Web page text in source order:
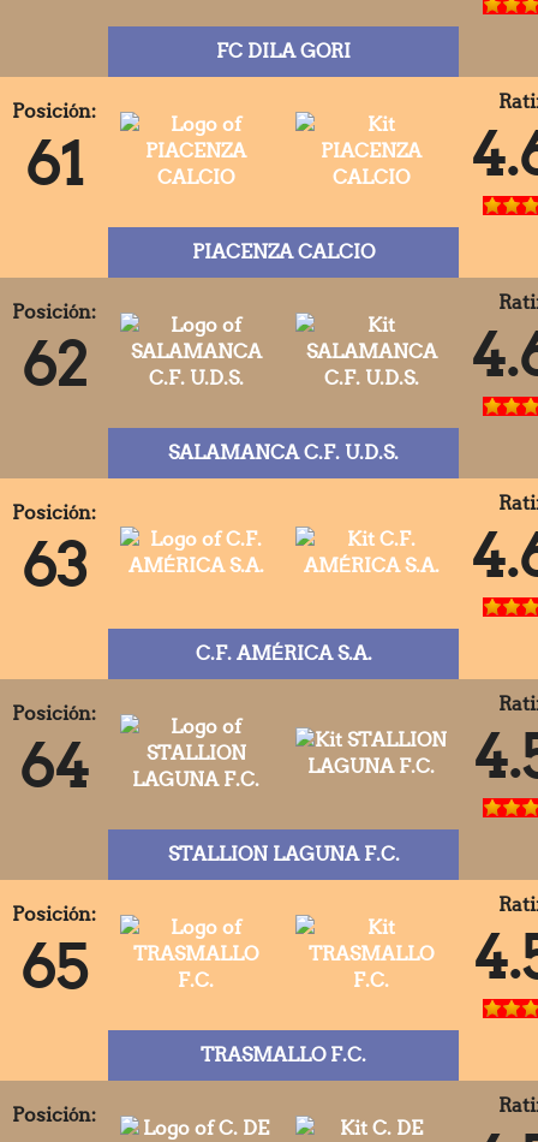
FC DILA GORI
Posición:
61
PIACENZA CALCIO
Posición:
62
SALAMANCA C.F. U.D.S.
Posición:
63
C.F. AMÉRICA S.A.
Posición:
64
STALLION LAGUNA F.C.
Posición:
65
TRASMALLO F.C.
Posición: